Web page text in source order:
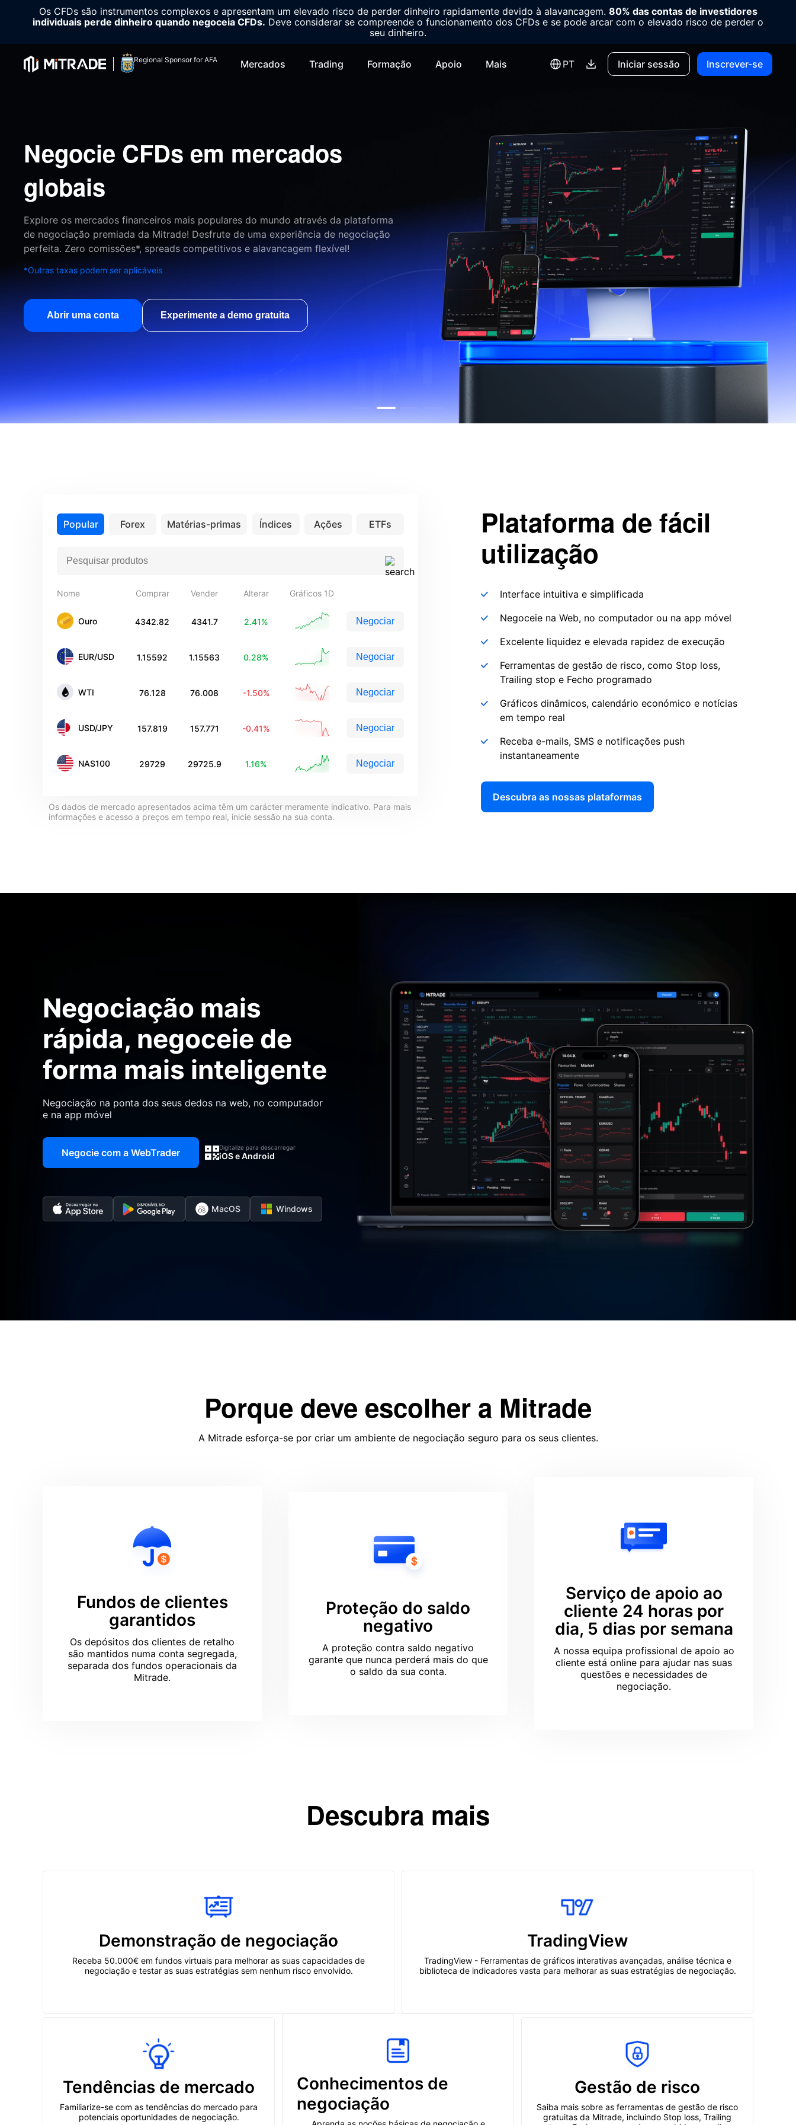
Os CFDs são instrumentos complexos e apresentam um elevado risco de perder dinheiro rapidamente devido à alavancagem. 80% das contas de investidores
individuais perde dinheiro quando negoceia CFDs. Deve considerar se compreende o funcionamento dos CFDs e se pode arcar com o elevado risco de perder o
seu dinheiro.
Regional Sponsor for AFA Mercados Trading Formação Apoio Mais PT Iniciar sessão Inscrever-se
Negocie CFDs em mercados
globais
Explore os mercados financeiros mais populares do mundo através da plataforma
de negociação premiada da Mitrade! Desfrute de uma experiência de negociação
perfeita. Zero comissões*, spreads competitivos e alavancagem flexível!
*Outras taxas podem ser aplicáveis
Abrir uma conta Experimente a demo gratuita
Popular Forex Matérias-primas Índices Ações ETFs
Nome Comprar Vender Alterar Gráficos 1D
Ouro 4342.82 4341.7 2.41% Negociar
EUR/USD 1.15592 1.15563 0.28% Negociar
WTI 76.128 76.008 -1.50% Negociar
USD/JPY 157.819 157.771 -0.41% Negociar
NAS100 29729 29725.9 1.16% Negociar
Os dados de mercado apresentados acima têm um carácter meramente indicativo. Para mais
informações e acesso a preços em tempo real, inicie sessão na sua conta.
Plataforma de fácil
utilização
Interface intuitiva e simplificada
Negoceie na Web, no computador ou na app móvel
Excelente liquidez e elevada rapidez de execução
Ferramentas de gestão de risco, como Stop loss,
Trailing stop e Fecho programado
Gráficos dinâmicos, calendário económico e notícias
em tempo real
Receba e-mails, SMS e notificações push
instantaneamente
Descubra as nossas plataformas
Negociação mais
rápida, negoceie de
forma mais inteligente
Negociação na ponta dos seus dedos na web, no computador
e na app móvel
Negocie com a WebTrader Digitalize para descarregar
iOS e Android
MacOS Windows
Porque deve escolher a Mitrade
A Mitrade esforça-se por criar um ambiente de negociação seguro para os seus clientes.
Fundos de clientes
garantidos
Os depósitos dos clientes de retalho
são mantidos numa conta segregada,
separada dos fundos operacionais da
Mitrade.
Proteção do saldo
negativo
A proteção contra saldo negativo
garante que nunca perderá mais do que
o saldo da sua conta.
Serviço de apoio ao
cliente 24 horas por
dia, 5 dias por semana
A nossa equipa profissional de apoio ao
cliente está online para ajudar nas suas
questões e necessidades de
negociação.
Descubra mais
Demonstração de negociação
Receba 50.000€ em fundos virtuais para melhorar as suas capacidades de
negociação e testar as suas estratégias sem nenhum risco envolvido.
TradingView
TradingView - Ferramentas de gráficos interativas avançadas, análise técnica e
biblioteca de indicadores vasta para melhorar as suas estratégias de negociação.
Tendências de mercado
Familiarize-se com as tendências do mercado para
potenciais oportunidades de negociação.
Conhecimentos de
negociação
Gestão de risco
Saiba mais sobre as ferramentas de gestão de risco
gratuitas da Mitrade, incluindo Stop loss, Trailing